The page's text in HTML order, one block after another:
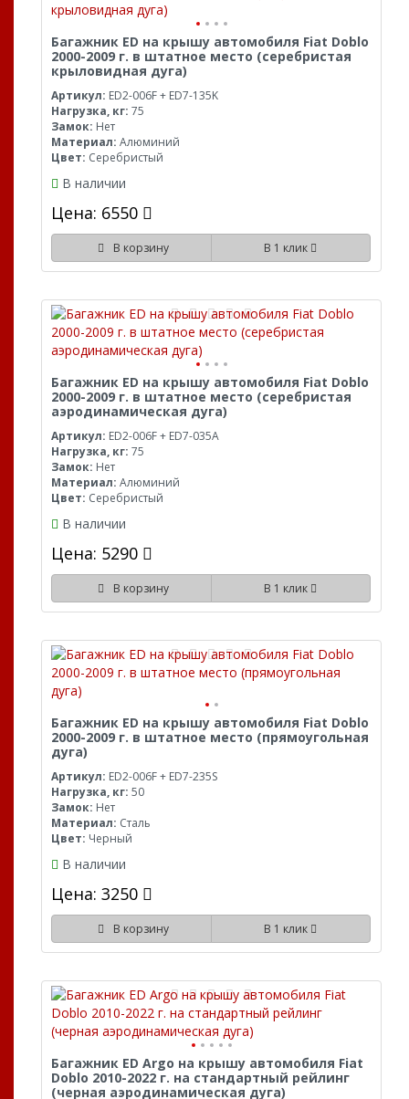
Багажник ED на крышу автомобиля Fiat Doblo
2000-2009 г. в штатное место (серебристая
крыловидная дуга)
Артикул: ED2-006F + ED7-135K
Нагрузка, кг: 75
Замок: Нет
Материал: Алюминий
Цвет: Серебристый
В наличии
Цена: 6550
В корзину В 1 клик
Багажник ED на крышу автомобиля Fiat Doblo
2000-2009 г. в штатное место (серебристая
аэродинамическая дуга)
Артикул: ED2-006F + ED7-035A
Нагрузка, кг: 75
Замок: Нет
Материал: Алюминий
Цвет: Серебристый
В наличии
Цена: 5290
В корзину В 1 клик
Багажник ED на крышу автомобиля Fiat Doblo
2000-2009 г. в штатное место (прямоугольная
дуга)
Артикул: ED2-006F + ED7-235S
Нагрузка, кг: 50
Замок: Нет
Материал: Сталь
Цвет: Черный
В наличии
Цена: 3250
В корзину В 1 клик
Багажник ED Argo на крышу автомобиля Fiat
Doblo 2010-2022 г. на стандартный рейлинг
(черная аэродинамическая дуга)